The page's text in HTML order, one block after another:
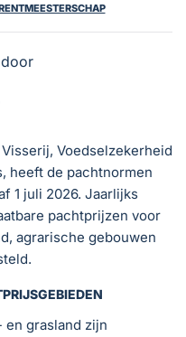
Voedselzekerheid
heeft de pachtnormen
1 juli 2026. Jaarlijks
pachtprijzen voor
agrarische gebouwen
en grasland zijn